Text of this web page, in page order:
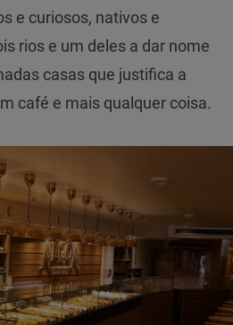
e curiosos, nativos e
rios e um deles a dar nome
casas que justifica a
café e mais qualquer coisa.